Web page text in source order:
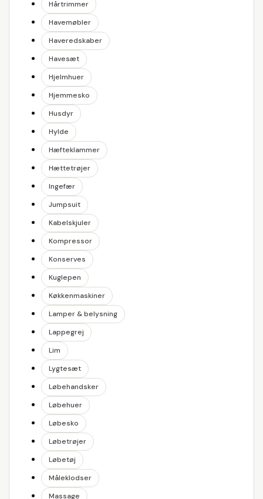
Hårtrimmer
Havemøbler
Haveredskaber
Havesæt
Hjelmhuer
Hjemmesko
Husdyr
Hylde
Hæfteklammer
Hættetrøjer
Ingefær
Jumpsuit
Kabelskjuler
Kompressor
Konserves
Kuglepen
Køkkenmaskiner
Lamper & belysning
Lappegrej
Lim
Lygtesæt
Løbehandsker
Løbehuer
Løbesko
Løbetrøjer
Løbetøj
Måleklodser
Massage